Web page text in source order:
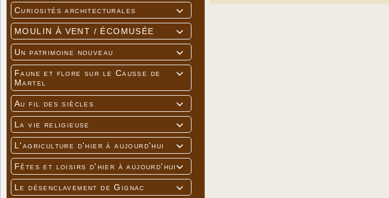

Curiosités architecturales

MOULIN À VENT / ÉCOMUSÉE

Un patrimoine nouveau

Faune et flore sur le Causse de
Martel

Au fil des siècles

La vie religieuse

L'agriculture d'hier à aujourd'hui

Fêtes et loisirs d'hier à aujourd'hui

Le désenclavement de Gignac